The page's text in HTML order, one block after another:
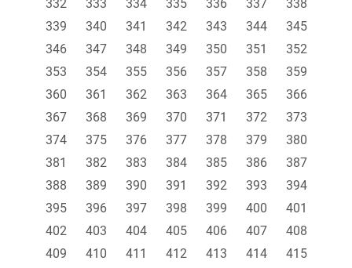
332
333 334 335 336 337
338
339
340 341 342 343 344
345
346
347 348 349 350 351
352
353
354 355 356 357 358
359
360
361 362 363 364 365
366
367
368 369 370 371 372
373
374
375 376 377 378 379
380
381
382 383 384 385 386
387
388
389 390 391 392 393
394
395
396 397 398 399 400
401
402
403 404 405 406 407
408
409
410 411 412 413 414
415